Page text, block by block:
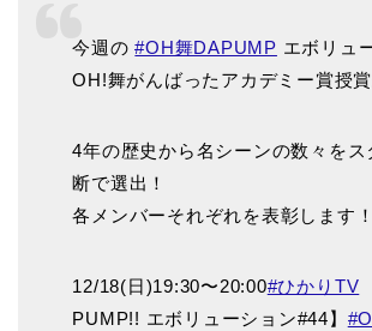
今週の#OH舞DAPUMP エボリュ
OH!舞がんばったアカデミー賞授
4年の歴史から名シーンの数々をス
断で選出！
各メンバーそれぞれを表彰します！
12/18(日)19:30〜20:00#ひかりTV
PUMP!! エボリューション#44】